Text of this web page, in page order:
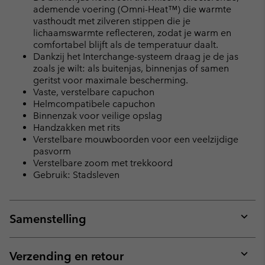
ademende voering (Omni-Heat™) die warmte
vasthoudt met zilveren stippen die je
lichaamswarmte reflecteren, zodat je warm en
comfortabel blijft als de temperatuur daalt.
Dankzij het Interchange-systeem draag je de jas
zoals je wilt: als buitenjas, binnenjas of samen
geritst voor maximale bescherming.
Vaste, verstelbare capuchon
Helmcompatibele capuchon
Binnenzak voor veilige opslag
Handzakken met rits
Verstelbare mouwboorden voor een veelzijdige
pasvorm
Verstelbare zoom met trekkoord
Gebruik: Stadsleven
Samenstelling
or
Verzending en retour